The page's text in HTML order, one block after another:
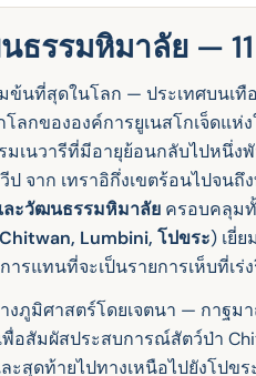
ธรรมหิมาลัย —
ข้นที่สุดในโลก — ประเทศบนเทื
กขององค์การยูเนสโกเจ็ดแห่ง
เนวารีที่มีอายุย้อนกลับไปหนึ่ง
จาก เทราอิกึ่งเขตร้อนไปจนถึ
ละวัฒนธรรมหิมาลัย ครอบคลุมทั้
Lumbini, โปขระ) เยี่
รแทนที่จะเป็นรายการเห็บที่เร่
งภูมิศาสตร์โดยเจตนา — กาฐ
พื่อสัมผัสประสบการณ์สัตว์ป่า
สุดท้ายไปทางเหนือไปยังโปข